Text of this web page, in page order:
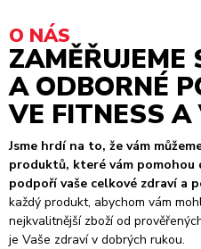
O NÁS
ZAMĚŘUJEME
A ODBORNÉ
VE FITNESS A
Jsme hrdí na to, že vám
produktů, které vám
podpoří vaše celkové zdraví a
každý produkt, abychom vám
nejkvalitnější zboží od
je Vaše zdraví v dobrých rukou.